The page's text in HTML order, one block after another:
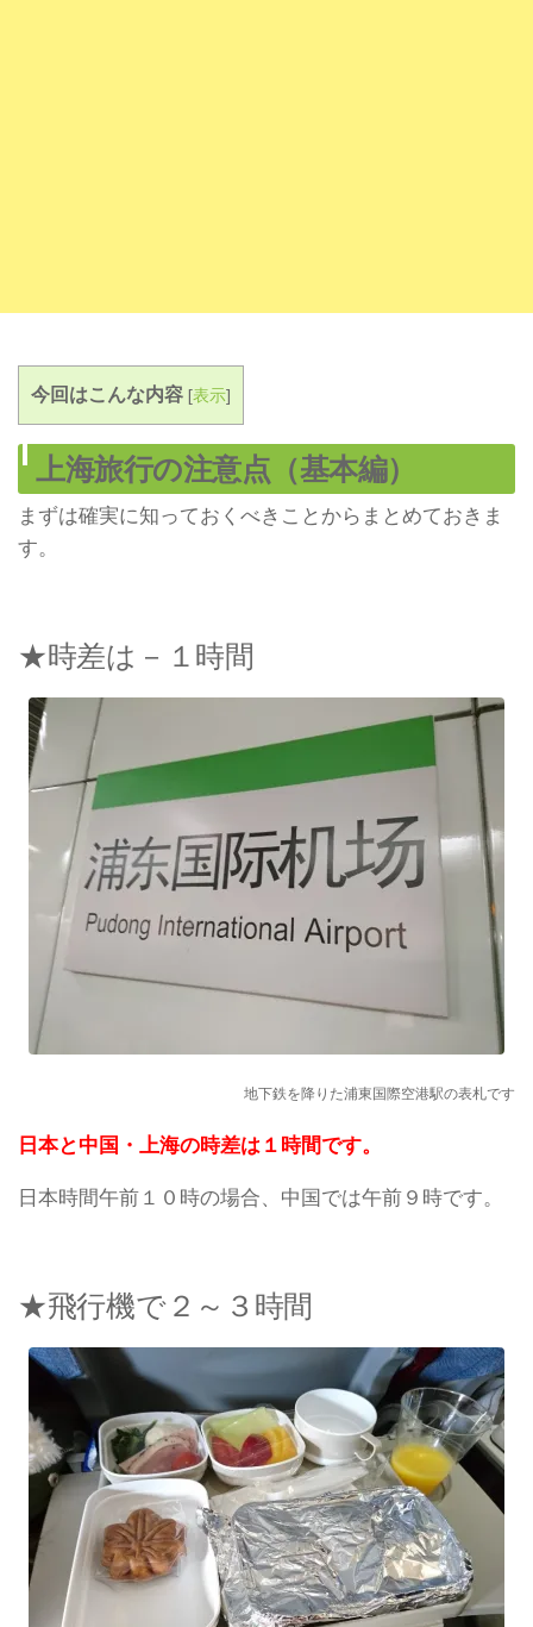
今回はこんな内容 [表示]
上海旅行の注意点（基本編）
まずは確実に知っておくべきことからまとめておきま
す。
★時差は－１時間
地下鉄を降りた浦東国際空港駅の表札です
日本と中国・上海の時差は１時間です。
日本時間午前１０時の場合、中国では午前９時です。
★飛行機で２～３時間